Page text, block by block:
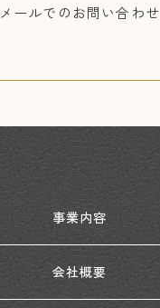
メールでの お問い合わせ
事業内容
会社概要